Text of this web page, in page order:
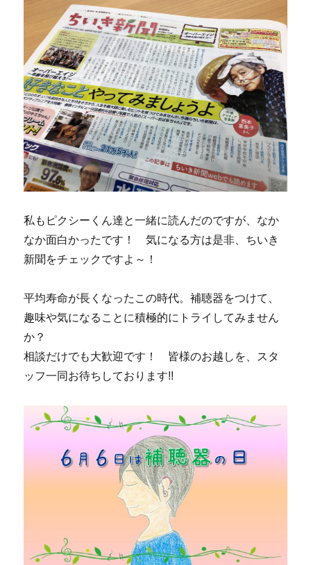
私もピクシーくん達と一緒に読んだのですが、なか
なか面白かったです！ 気になる方は是非、ちいき
新聞をチェックですよ～！
平均寿命が長くなったこの時代。補聴器をつけて、
趣味や気になることに積極的にトライしてみません
か？
相談だけでも大歓迎です！ 皆様のお越しを、スタ
ッフ一同お待ちしております!!